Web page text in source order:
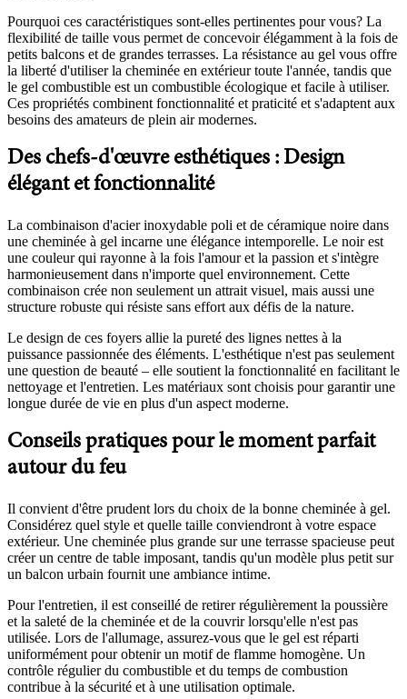
Pourquoi ces caractéristiques sont-elles pertinentes pour vous? La
flexibilité de taille vous permet de concevoir élégamment à la fois de
petits balcons et de grandes terrasses. La résistance au gel vous offre
la liberté d'utiliser la cheminée en extérieur toute l'année, tandis que
le gel combustible est un combustible écologique et facile à utiliser.
Ces propriétés combinent fonctionnalité et praticité et s'adaptent aux
besoins des amateurs de plein air modernes.
Des chefs-d'œuvre esthétiques : Design
élégant et fonctionnalité
La combinaison d'acier inoxydable poli et de céramique noire dans
une cheminée à gel incarne une élégance intemporelle. Le noir est
une couleur qui rayonne à la fois l'amour et la passion et s'intègre
harmonieusement dans n'importe quel environnement. Cette
combinaison crée non seulement un attrait visuel, mais aussi une
structure robuste qui résiste sans effort aux défis de la nature.
Le design de ces foyers allie la pureté des lignes nettes à la
puissance passionnée des éléments. L'esthétique n'est pas seulement
une question de beauté – elle soutient la fonctionnalité en facilitant le
nettoyage et l'entretien. Les matériaux sont choisis pour garantir une
longue durée de vie en plus d'un aspect moderne.
Conseils pratiques pour le moment parfait
autour du feu
Il convient d'être prudent lors du choix de la bonne cheminée à gel.
Considérez quel style et quelle taille conviendront à votre espace
extérieur. Une cheminée plus grande sur une terrasse spacieuse peut
créer un centre de table imposant, tandis qu'un modèle plus petit sur
un balcon urbain fournit une ambiance intime.
Pour l'entretien, il est conseillé de retirer régulièrement la poussière
et la saleté de la cheminée et de la couvrir lorsqu'elle n'est pas
utilisée. Lors de l'allumage, assurez-vous que le gel est réparti
uniformément pour obtenir un motif de flamme homogène. Un
contrôle régulier du combustible et du temps de combustion
contribue à la sécurité et à une utilisation optimale.